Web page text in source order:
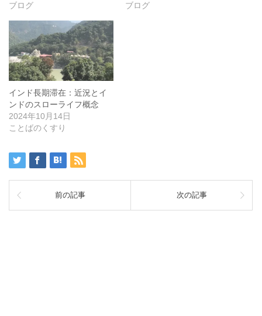
ブログ
ブログ
インド長期滞在：近況とイ
ンドのスローライフ概念
2024年10月14日
ことばのくすり
前の記事 次の記事